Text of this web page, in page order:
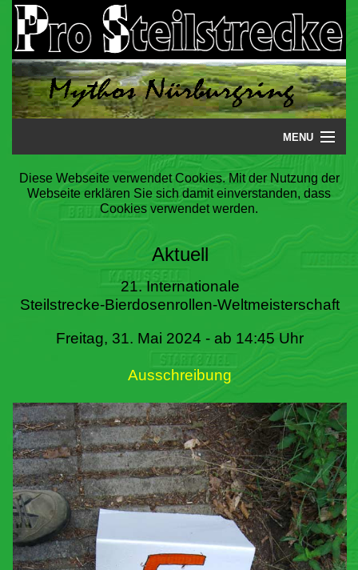
MENU
Startseite
Steilstrecke
Literatur
Termine
Diese Webseite verwendet Cookies. Mit der Nutzung der
Webseite erklären Sie sich damit einverstanden, dass
Cookies verwendet werden.
Aktuell
21. Internationale
Steilstrecke-Bierdosenrollen-Weltmeisterschaft
Freitag, 31. Mai 2024 - ab 14:45 Uhr
Ausschreibung